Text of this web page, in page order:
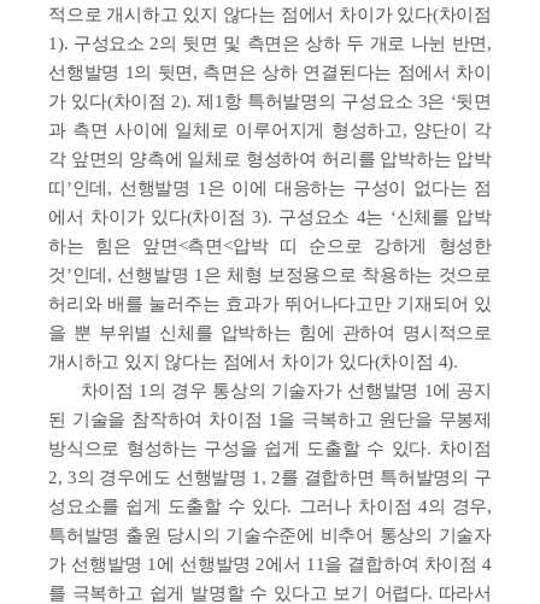
적으로 개시하고 있지 않다는 점에서 차이가 있다(차이점
1). 구성요소 2의 뒷면 및 측면은 상하 두 개로 나뉜 반면,
선행발명 1의 뒷면, 측면은 상하 연결된다는 점에서 차이
가 있다(차이점 2). 제1항 특허발명의 구성요소 3은 ‘뒷면
과 측면 사이에 일체로 이루어지게 형성하고, 양단이 각
각 앞면의 양측에 일체로 형성하여 허리를 압박하는 압박
띠’인데, 선행발명 1은 이에 대응하는 구성이 없다는 점
에서 차이가 있다(차이점 3). 구성요소 4는 ‘신체를 압박
하는 힘은 앞면<측면<압박 띠 순으로 강하게 형성한
것’인데, 선행발명 1은 체형 보정용으로 착용하는 것으로
허리와 배를 눌러주는 효과가 뛰어나다고만 기재되어 있
을 뿐 부위별 신체를 압박하는 힘에 관하여 명시적으로
개시하고 있지 않다는 점에서 차이가 있다(차이점 4).
차이점 1의 경우 통상의 기술자가 선행발명 1에 공지
된 기술을 참작하여 차이점 1을 극복하고 원단을 무봉제
방식으로 형성하는 구성을 쉽게 도출할 수 있다. 차이점
2, 3의 경우에도 선행발명 1, 2를 결합하면 특허발명의 구
성요소를 쉽게 도출할 수 있다. 그러나 차이점 4의 경우,
특허발명 출원 당시의 기술수준에 비추어 통상의 기술자
가 선행발명 1에 선행발명 2에서 11을 결합하여 차이점 4
를 극복하고 쉽게 발명할 수 있다고 보기 어렵다. 따라서